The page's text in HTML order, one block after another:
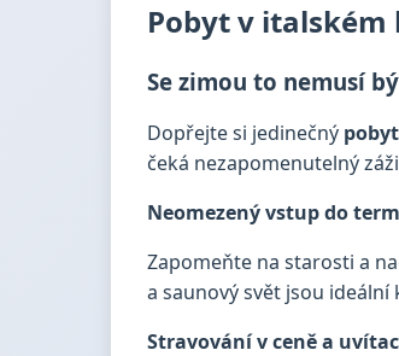
Pobyt v italském
Se zimou to nemusí
Dopřejte si jedinečný
čeká nezapomenutelný
Neomezený vstup do
Zapomeňte na starosti a
a saunový svět jsou
Stravování v ceně a